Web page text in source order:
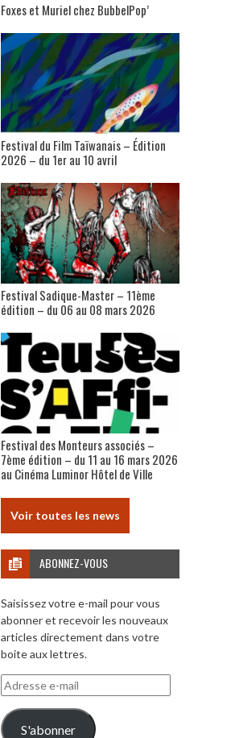
Foxes et Muriel chez BubbelPop’
Festival du Film Taïwanais – Édition
2026 – du 1er au 10 avril
Festival Sadique-Master – 11ème
édition – du 06 au 08 mars 2026
Festival des Monteurs associés –
7ème édition – du 11 au 16 mars 2026
au Cinéma Luminor Hôtel de Ville
Voir toutes les news
ABONNEZ-VOUS
Saisissez votre e-mail pour vous
abonner et recevoir les nouveaux
articles directement dans votre
boite aux lettres.
Adresse
e-
mail
S'abonner